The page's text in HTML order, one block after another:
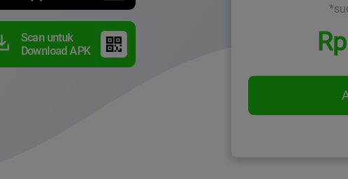
Scan untuk
Download APK